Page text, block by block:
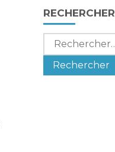
RECHERCHER
Rechercher :